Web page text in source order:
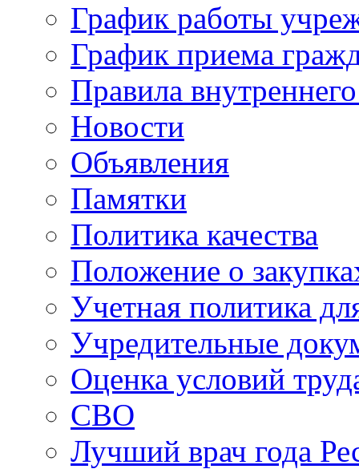
График работы
График приема
Правила
Новости
Объявления
Памятки
Политика качества
Положение о
Учетная политика
Учредительные
Оценка условий
СВО
Лучший врач года